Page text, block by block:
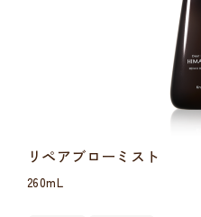
リペアブローミスト
260mL